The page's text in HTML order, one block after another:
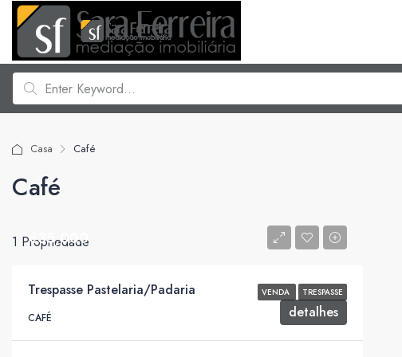
Casa Café
Café
1 Propriedade
VENDA TRESPASSE
€35,000
Trespasse Pastelaria/Padaria
CAFÉ detalhes